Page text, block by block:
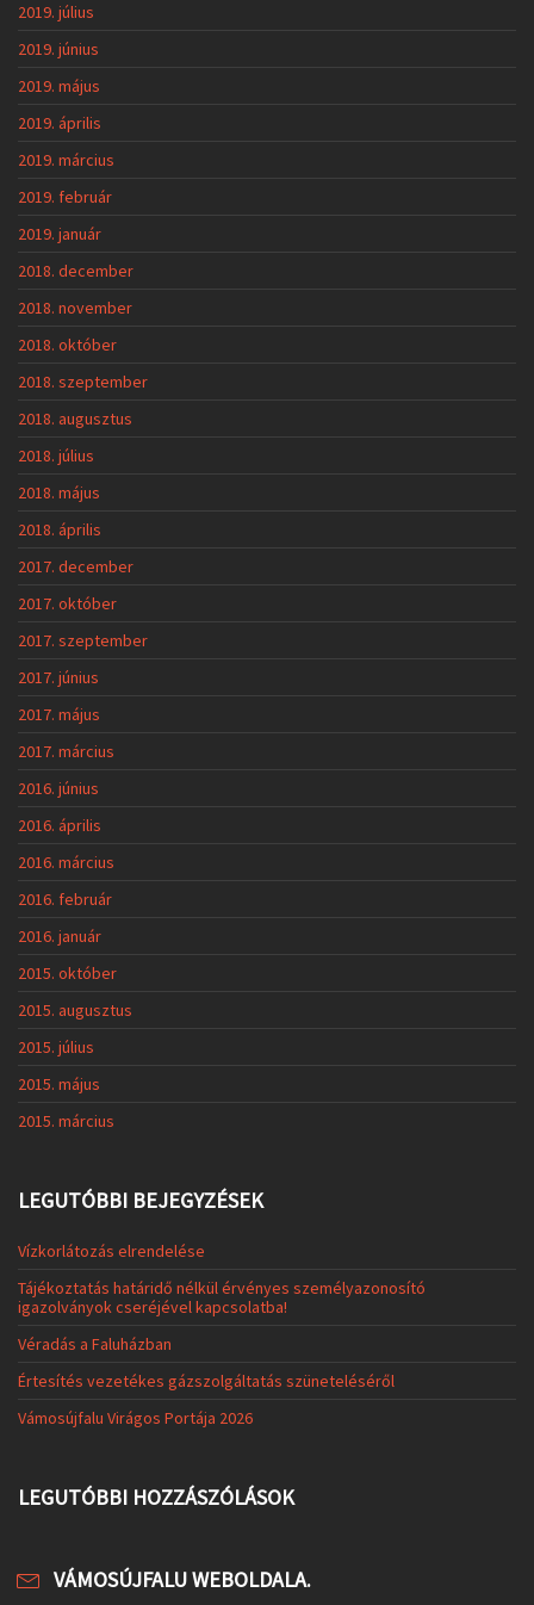
2019. július
2019. június
2019. május
2019. április
2019. március
2019. február
2019. január
2018. december
2018. november
2018. október
2018. szeptember
2018. augusztus
2018. július
2018. május
2018. április
2017. december
2017. október
2017. szeptember
2017. június
2017. május
2017. március
2016. június
2016. április
2016. március
2016. február
2016. január
2015. október
2015. augusztus
2015. július
2015. május
2015. március
LEGUTÓBBI BEJEGYZÉSEK
Vízkorlátozás elrendelése
Tájékoztatás határidő nélkül érvényes személyazonosító
igazolványok cseréjével kapcsolatba!
Véradás a Faluházban
Értesítés vezetékes gázszolgáltatás szüneteléséről
Vámosújfalu Virágos Portája 2026
LEGUTÓBBI HOZZÁSZÓLÁSOK
VÁMOSÚJFALU WEBOLDALA.